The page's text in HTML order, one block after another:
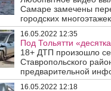
Самаре замечены
городских
16.05.2022 12:35
Под Тольятти
18+ ДТП произошло
Ставропольского
предварительной
16.05.2022 12:18